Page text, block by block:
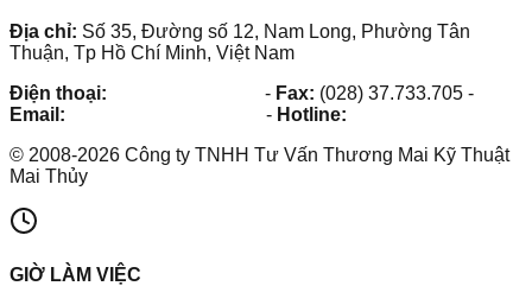
Địa chỉ: Số 35, Đường số 12, Nam Long, Phường Tân
Thuận, Tp Hồ Chí Minh, Việt Nam
Điện thoại:
- Fax: (028) 37.733.705 -
Email:
- Hotline:
© 2008-2026 Công ty TNHH Tư Vấn Thương Mai Kỹ Thuật
Mai Thủy
GIỜ LÀM VIỆC